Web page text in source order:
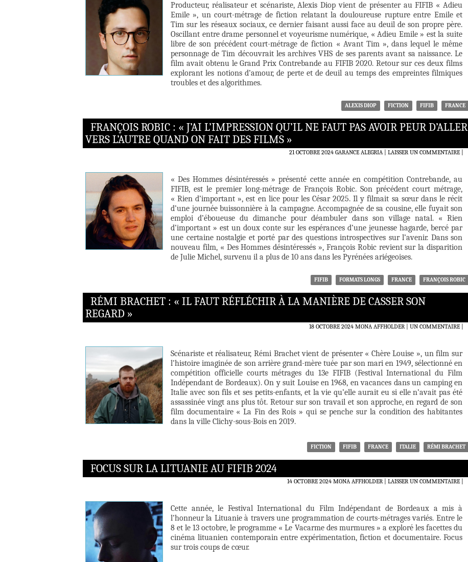
Producteur, réalisateur et scénariste, Alexis Diop vient de présenter au FIFIB « Adieu
Emile », un court-métrage de fiction relatant la douloureuse rupture entre Emile et
Tim sur les réseaux sociaux, ce dernier faisant aussi face au deuil de son propre père.
Oscillant entre drame personnel et voyeurisme numérique, « Adieu Emile » est la suite
libre de son précédent court-métrage de fiction « Avant Tim », dans lequel le même
personnage de Tim découvrait les archives VHS de ses parents avant sa naissance. Le
film avait obtenu le Grand Prix Contrebande au FIFIB 2020. Retour sur ces deux films
explorant les notions d’amour, de perte et de deuil au temps des empreintes filmiques
troubles et des algorithmes.
ALEXIS DIOP FICTION FIFIB FRANCE
FRANÇOIS ROBIC : « J’AI L’IMPRESSION QU’IL NE FAUT PAS AVOIR PEUR D’ALLER
VERS L’AUTRE QUAND ON FAIT DES FILMS »
21 OCTOBRE 2024 GARANCE ALEGRIA LAISSER UN COMMENTAIRE|
« Des Hommes désintéressés » présenté cette année en compétition Contrebande, au
FIFIB, est le premier long-métrage de François Robic. Son précédent court métrage,
« Rien d’important », est en lice pour les César 2025. Il y filmait sa sœur dans le récit
d’une journée buissonnière à la campagne. Accompagnée de sa cousine, elle fuyait son
emploi d’éboueuse du dimanche pour déambuler dans son village natal. « Rien
d’important » est un doux conte sur les espérances d’une jeunesse hagarde, bercé par
une certaine nostalgie et porté par des questions introspectives sur l’avenir. Dans son
nouveau film, « Des Hommes désintéressés », François Robic revient sur la disparition
de Julie Michel, survenu il a plus de 10 ans dans les Pyrénées ariégeoises.
FIFIB FORMATS LONGS FRANCE FRANÇOIS ROBIC
RÉMI BRACHET : « IL FAUT RÉFLÉCHIR À LA MANIÈRE DE CASSER SON
REGARD »
18 OCTOBRE 2024 MONA AFFHOLDER UN COMMENTAIRE|
Scénariste et réalisateur, Rémi Brachet vient de présenter « Chère Louise », un film sur
l’histoire imaginée de son arrière grand-mère tuée par son mari en 1949, sélectionné en
compétition officielle courts métrages du 13e FIFIB (Festival International du Film
Indépendant de Bordeaux). On y suit Louise en 1968, en vacances dans un camping en
Italie avec son fils et ses petits-enfants, et la vie qu’elle aurait eu si elle n’avait pas été
assassinée vingt ans plus tôt. Retour sur son travail et son approche, en regard de son
film documentaire « La Fin des Rois » qui se penche sur la condition des habitantes
dans la ville Clichy-sous-Bois en 2019.
FICTION FIFIB FRANCE ITALIE RÉMI BRACHET
FOCUS SUR LA LITUANIE AU FIFIB 2024
14 OCTOBRE 2024 MONA AFFHOLDER LAISSER UN COMMENTAIRE|
Cette année, le Festival International du Film Indépendant de Bordeaux a mis à
l’honneur la Lituanie à travers une programmation de courts-métrages variés. Entre le
8 et le 13 octobre, le programme « Le Vacarme des murmures » a exploré les facettes du
cinéma lituanien contemporain entre expérimentation, fiction et documentaire. Focus
sur trois coups de cœur.